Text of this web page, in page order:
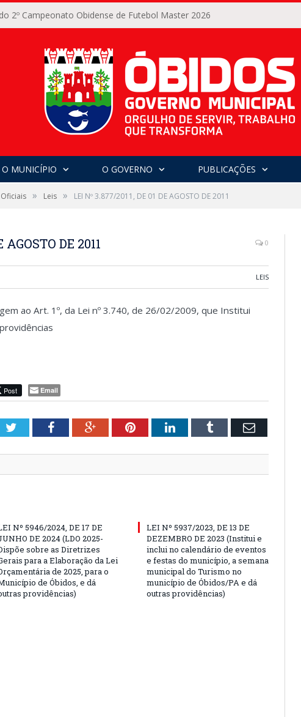
2º Campeonato Obidense de Futebol Master 2026
O MUNICÍPIO O GOVERNO PUBLICAÇÕES
» Leis » LEI Nº 3.877/2011, DE 01 DE AGOSTO DE 2011
AGOSTO DE 2011 0
LEIS
ao Art. 1º, da Lei nº 3.740, de 26/02/2009, que Institui
Post Email
TwitterFacebookGoogle+PinterestLinkedInTumblr Email
Nº 5946/2024, DE 17 DE
DE 2024 (LDO 2025-
sobre as Diretrizes
para a Elaboração da Lei
de 2025, para o
de Óbidos, e dá
providências)
LEI Nº 5937/2023, DE 13 DE
DEZEMBRO DE 2023 (Institui e
inclui no calendário de eventos
e festas do município, a semana
municipal do Turismo no
município de Óbidos/PA e dá
outras providências)